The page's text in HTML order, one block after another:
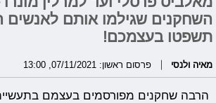
השחקנים שגילמו אותם לאנשים
תשפטו בעצמכם!
מאיה ולנסי פרסום ראשון: 07/11/2021, 13:00
הרבה שחקנים מפורסמים בעצמם בתעשייה